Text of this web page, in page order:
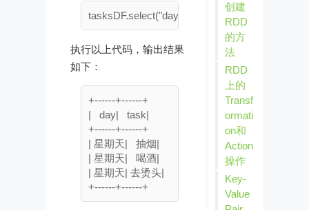
执行以上代码，输出结果
如下：
+------+------+
|   day|   task|
+------+------+
| 星期天|   抽烟|
| 星期天|   喝酒|
| 星期天| 去烫头|
创建
RDD
的方
法
RDD
上的
Transf
ormati
on和
Action
操作
Key-
Value